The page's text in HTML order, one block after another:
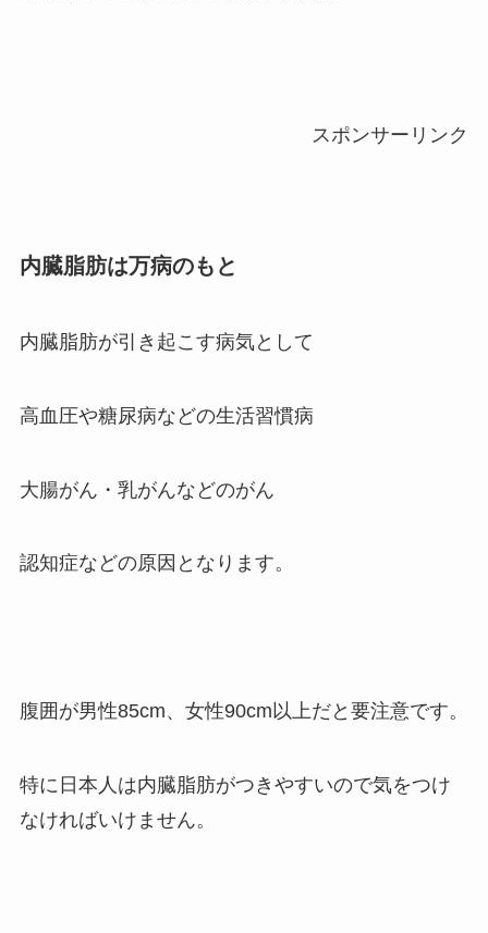
スポンサーリンク
内臓脂肪は万病のもと
内臓脂肪が引き起こす病気として
高血圧や糖尿病などの生活習慣病
大腸がん・乳がんなどのがん
認知症などの原因となります。
腹囲が男性85cm、女性90cm以上だと要注意です。
特に日本人は内臓脂肪がつきやすいので気をつけ
なければいけません。